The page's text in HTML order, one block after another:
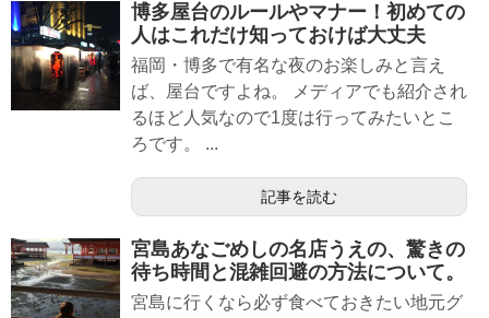
博多屋台のルールやマナー！初めての
人はこれだけ知っておけば大丈夫
福岡・博多で有名な夜のお楽しみと言え
ば、屋台ですよね。 メディアでも紹介され
るほど人気なので1度は行ってみたいとこ
ろです。 ...
記事を読む
宮島あなごめしの名店うえの、驚きの
待ち時間と混雑回避の方法について。
宮島に行くなら必ず食べておきたい地元グ